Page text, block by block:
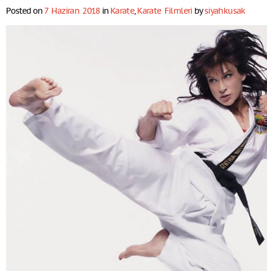
Posted on7 Haziran 2018in Karate,Karate Filmleri bysiyahkusak